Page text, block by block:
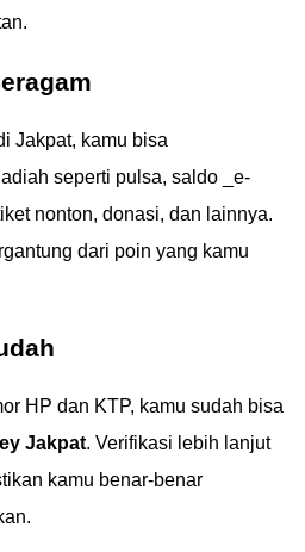
Jakpat, kamu bisa
seperti pulsa, saldo _e-
nonton, donasi, dan lainnya.
dari poin yang kamu
HP dan KTP, kamu sudah bisa
Jakpat. Verifikasi lebih lanjut
kamu benar-benar